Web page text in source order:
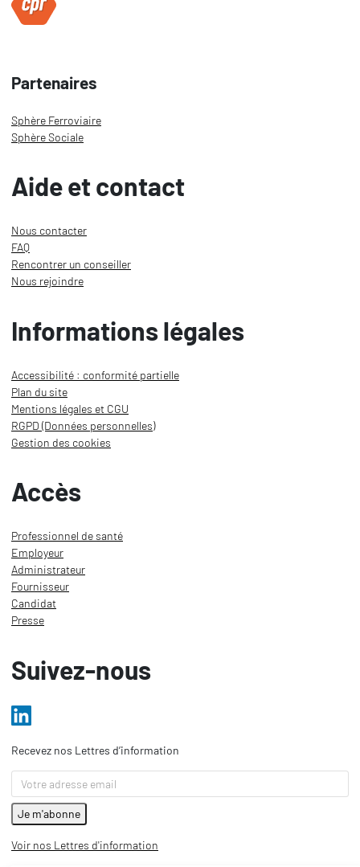
Partenaires
Sphère Ferroviaire
Sphère Sociale
Aide et contact
Nous contacter
FAQ
Rencontrer un conseiller
Nous rejoindre
Informations légales
Accessibilité : conformité partielle
Plan du site
Mentions légales et CGU
RGPD (Données personnelles)
Gestion des cookies
Accès
Professionnel de santé
Employeur
Administrateur
Fournisseur
Candidat
Presse
Suivez-nous
Recevez nos Lettres d’information
Voir nos Lettres d'information